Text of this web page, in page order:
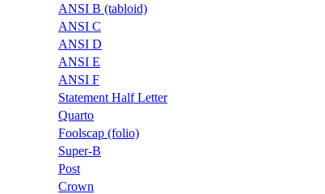
ANSI B (tabloid)
ANSI C
ANSI D
ANSI E
ANSI F
Statement Half Letter
Quarto
Foolscap (folio)
Super-B
Post
Crown